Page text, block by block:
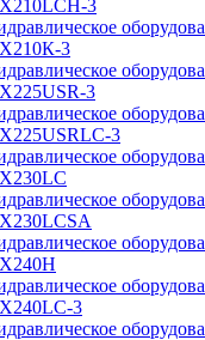
3
3
3
3
3